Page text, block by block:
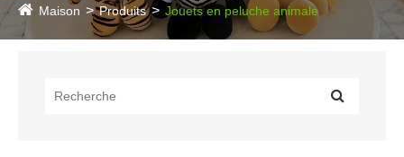
Maison Produits Jouets en peluche animale